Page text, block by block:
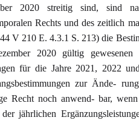
2020 streitig sind, sind
Rechts und des zeitlich
V 210 E. 4.3.1 S. 213) die
2020 gültig gewesenen
für die Jahre 2021, 2022
zur Ände-
Recht noch anwend- bar,
jährlichen